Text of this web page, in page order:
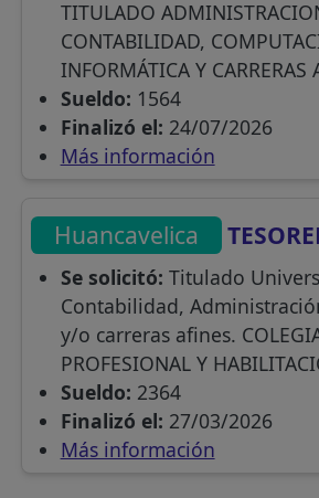
TITULADO
CONTABILIDAD,
INFORMÁTICA Y CARRERAS
Sueldo: 1564
Finalizó el: 24/07/2026
Más información
Huancavelica
Se solicitó: Titulado
Contabilidad,
y/o carreras afines.
PROFESIONAL Y
Sueldo: 2364
Finalizó el: 27/03/2026
Más información